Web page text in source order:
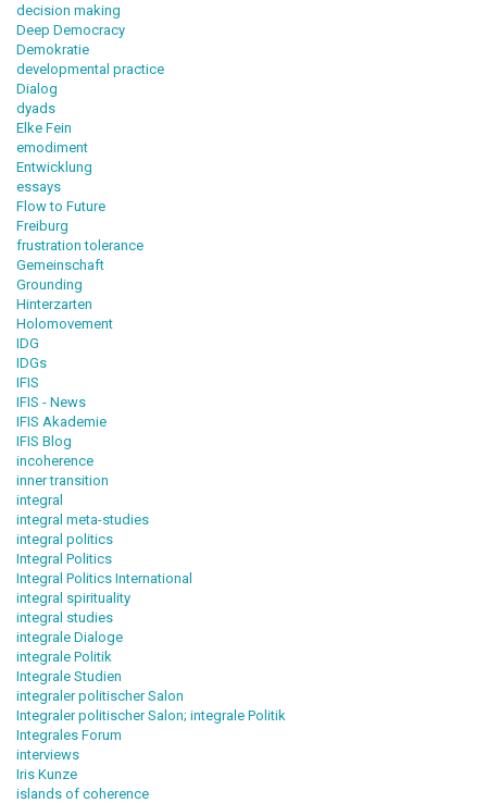
decision making
Deep Democracy
Demokratie
developmental practice
Dialog
dyads
Elke Fein
emodiment
Entwicklung
essays
Flow to Future
Freiburg
frustration tolerance
Gemeinschaft
Grounding
Hinterzarten
Holomovement
IDG
IDGs
IFIS
IFIS - News
IFIS Akademie
IFIS Blog
incoherence
inner transition
integral
integral meta-studies
integral politics
Integral Politics
Integral Politics International
integral spirituality
integral studies
integrale Dialoge
integrale Politik
Integrale Studien
integraler politischer Salon
Integraler politischer Salon; integrale Politik
Integrales Forum
interviews
Iris Kunze
islands of coherence